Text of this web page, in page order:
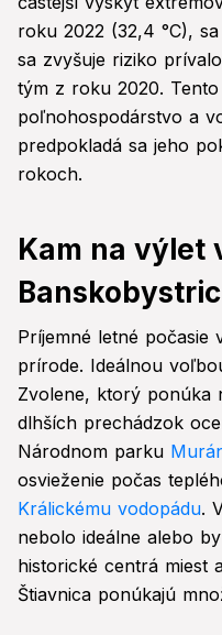
roku 2022 (32,4 °C),
sa zvyšuje riziko
tým z roku 2020.
poľnohospodárstvo a
predpokladá sa jeho
rokoch.
Kam na výlet
Príjemné letné počasie
prírode. Ideálnou
Zvolene, ktorý ponúka
dlhších prechádzok
Národnom parku
osvieženie počas
Králickému vodopádu.
nebolo ideálne alebo
historické centrá miest
Štiavnica ponúkajú